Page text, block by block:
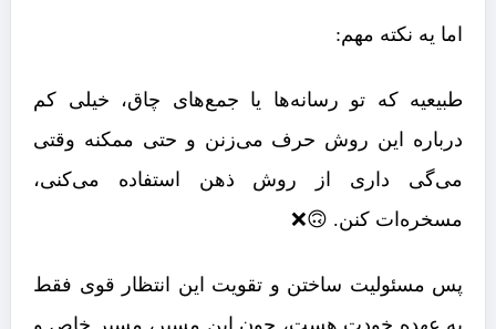
اما یه نکته مهم:
طبیعیه که تو رسانه‌ها یا جمع‌های چاق، خیلی کم
درباره این روش حرف می‌زنن و حتی ممکنه وقتی
می‌گی داری از روش ذهن استفاده می‌کنی،
مسخره‌ات کنن. 🙃❌
پس مسئولیت ساختن و تقویت این انتظار قوی فقط
به عهده خودت هست، چون این مسیر، مسیر خاص و